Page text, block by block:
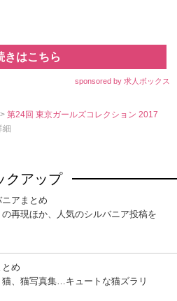
きはこちら
sponsored by 求人ボックス
>第24回 東京ガールズコレクション 2017
細
クアップ
アまとめ
の再現ほか、人気のシルバニア投稿を
め
猫、猫写真集…キュートな猫ズラリ